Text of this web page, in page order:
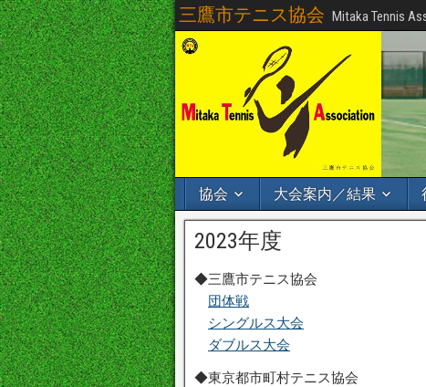
三鷹市テニス協会 Mitaka Tennis
協会 大会案内／結果
2023年度
◆三鷹市テニス協会
団体戦
シングルス大会
ダブルス大会
◆東京都市町村テニス協会